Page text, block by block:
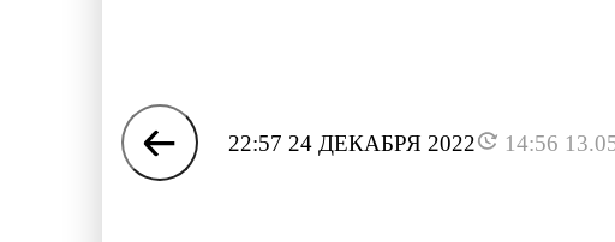
22:57 24 ДЕКАБРЯ 2022 14:56